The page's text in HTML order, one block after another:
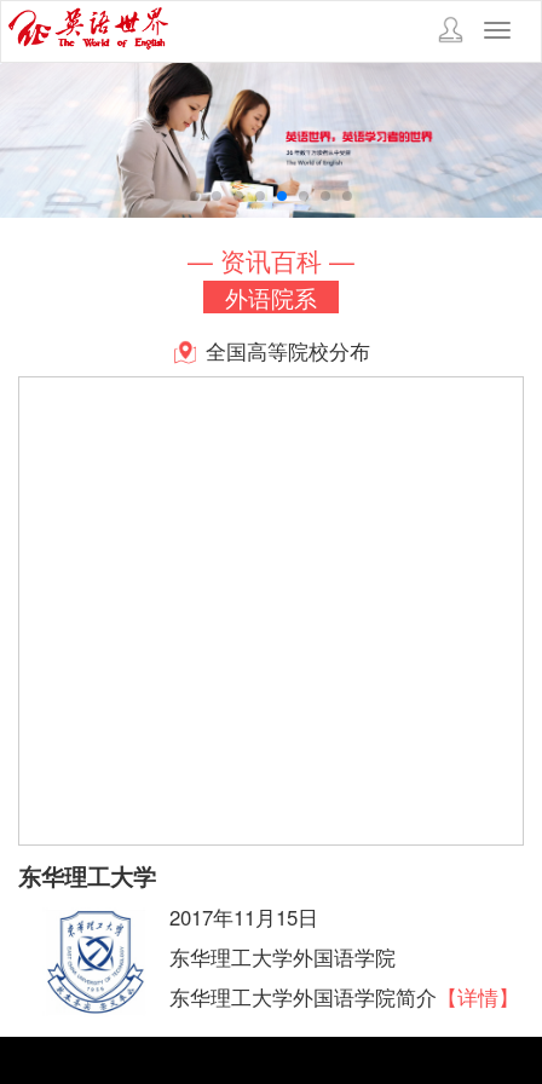
— 资讯百科 —
外语院系
全国高等院校分布
东华理工大学
2017年11月15日
东华理工大学外国语学院
东华理工大学外国语学院简介 【详情】